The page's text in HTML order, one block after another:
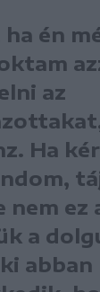
ha én
az
Ha
nem ez
a
abban